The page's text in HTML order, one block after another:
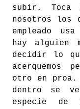
subir. Toca
nosotros los
empleado
hay alguien
decidir lo
acerquemos
otro en proa.
dentro se
especie de